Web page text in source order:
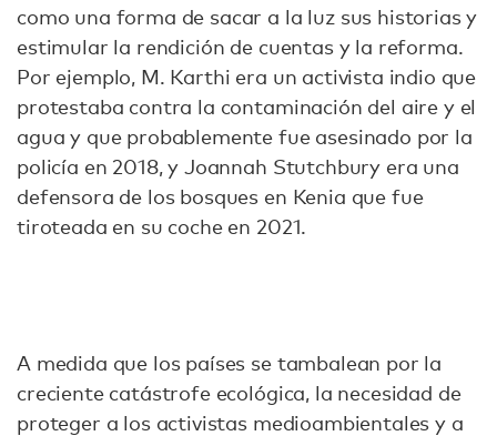
como una forma de sacar a la luz sus historias y
estimular la rendición de cuentas y la reforma.
Por ejemplo, M. Karthi era un activista indio que
protestaba contra la contaminación del aire y el
agua y que probablemente fue asesinado por la
policía en 2018, y Joannah Stutchbury era una
defensora de los bosques en Kenia que fue
tiroteada en su coche en 2021.
A medida que los países se tambalean por la
creciente catástrofe ecológica, la necesidad de
proteger a los activistas medioambientales y a